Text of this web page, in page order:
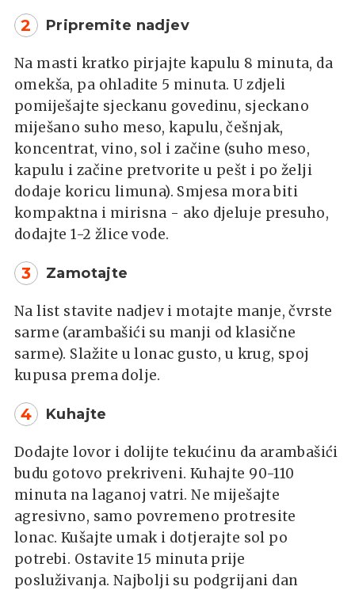
2 Pripremite nadjev
Na masti kratko pirjajte kapulu 8 minuta, da
omekša, pa ohladite 5 minuta. U zdjeli
pomiješajte sjeckanu govedinu, sjeckano
miješano suho meso, kapulu, češnjak,
koncentrat, vino, sol i začine (suho meso,
kapulu i začine pretvorite u pešt i po želji
dodaje koricu limuna). Smjesa mora biti
kompaktna i mirisna - ako djeluje presuho,
dodajte 1-2 žlice vode.
3 Zamotajte
Na list stavite nadjev i motajte manje, čvrste
sarme (arambašići su manji od klasične
sarme). Slažite u lonac gusto, u krug, spoj
kupusa prema dolje.
4 Kuhajte
Dodajte lovor i dolijte tekućinu da arambašići
budu gotovo prekriveni. Kuhajte 90-110
minuta na laganoj vatri. Ne miješajte
agresivno, samo povremeno protresite
lonac. Kušajte umak i dotjerajte sol po
potrebi. Ostavite 15 minuta prije
posluživanja. Najbolji su podgrijani dan